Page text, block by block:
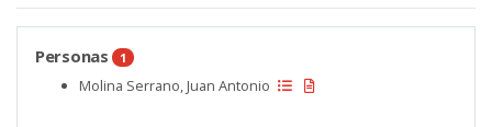
Personas 1
Molina Serrano, Juan Antonio